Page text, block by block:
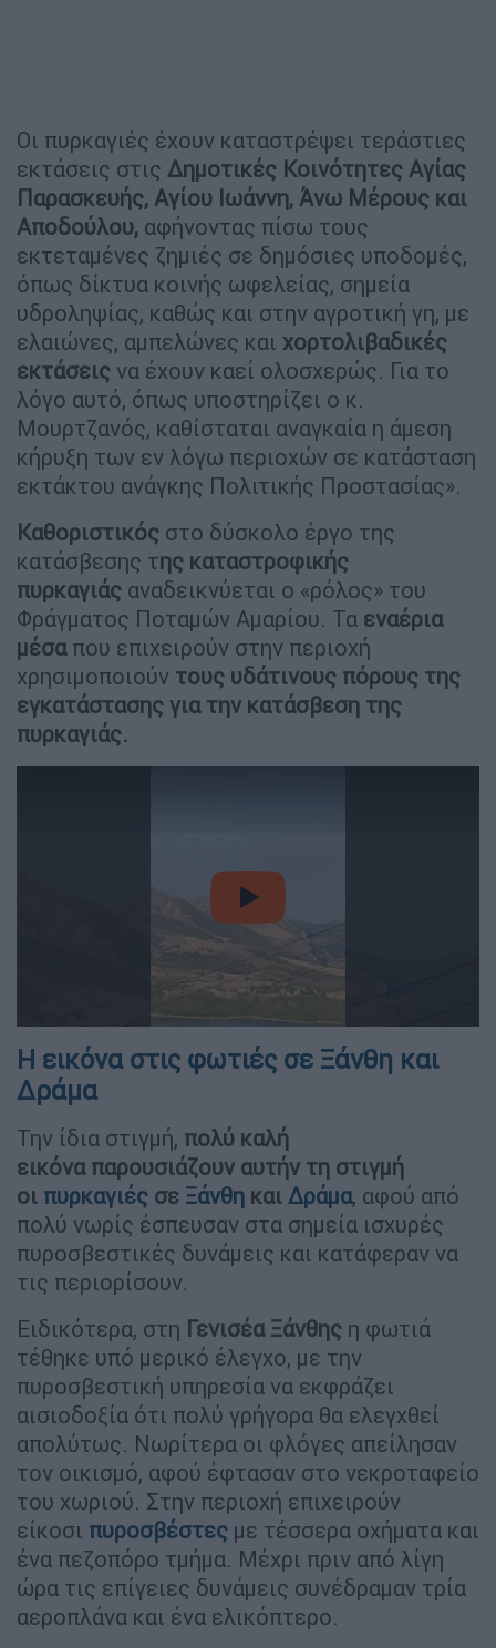
Οι πυρκαγιές έχουν καταστρέψει τεράστιες
εκτάσεις στις Δημοτικές Κοινότητες Αγίας
Παρασκευής, Αγίου Ιωάννη, Άνω Μέρους και
Αποδούλου, αφήνοντας πίσω τους
εκτεταμένες ζημιές σε δημόσιες υποδομές,
όπως δίκτυα κοινής ωφελείας, σημεία
υδροληψίας, καθώς και στην αγροτική γη, με
ελαιώνες, αμπελώνες και χορτολιβαδικές
εκτάσεις να έχουν καεί ολοσχερώς. Για το
λόγο αυτό, όπως υποστηρίζει ο κ.
Μουρτζανός, καθίσταται αναγκαία η άμεση
κήρυξη των εν λόγω περιοχών σε κατάσταση
εκτάκτου ανάγκης Πολιτικής Προστασίας».
Καθοριστικός στο δύσκολο έργο της
κατάσβεσης της καταστροφικής
πυρκαγιάς αναδεικνύεται ο «ρόλος» του
Φράγματος Ποταμών Αμαρίου. Τα εναέρια
μέσαπου επιχειρούν στην περιοχή
χρησιμοποιούν τους υδάτινους πόρους της
εγκατάστασης για την κατάσβεση της
πυρκαγιάς.
video
Η εικόνα στις φωτιές σε Ξάνθη και
Δράμα
Την ίδια στιγμή, πολύ καλή
εικόναπαρουσιάζουν αυτήν τη στιγμή
οι πυρκαγιές σε Ξάνθη και Δράμα, αφού από
πολύ νωρίς έσπευσαν στα σημεία ισχυρές
πυροσβεστικές δυνάμεις και κατάφεραν να
τις περιορίσουν.
Ειδικότερα, στη Γενισέα Ξάνθης η φωτιά
τέθηκε υπό μερικό έλεγχο, με την
πυροσβεστική υπηρεσία να εκφράζει
αισιοδοξία ότι πολύ γρήγορα θα ελεγχθεί
απολύτως. Νωρίτερα οι φλόγες απείλησαν
τον οικισμό, αφού έφτασαν στο νεκροταφείο
του χωριού. Στην περιοχή επιχειρούν
είκοσι πυροσβέστες με τέσσερα οχήματα και
ένα πεζοπόρο τμήμα. Μέχρι πριν από λίγη
ώρα τις επίγειες δυνάμεις συνέδραμαν τρία
αεροπλάνα και ένα ελικόπτερο.